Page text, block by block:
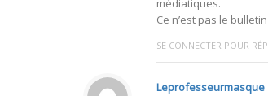
médiatiques.
Ce n’est pas le
SE CONNECTER POUR
Leprofesseurmasque